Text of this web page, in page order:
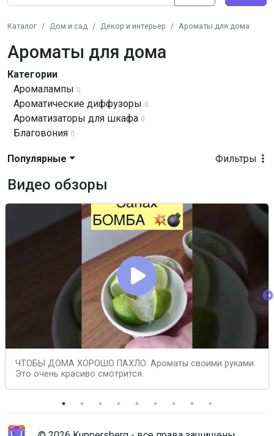
Каталог Дом и сад Декор и интерьер Ароматы для дома
Ароматы для дома
Категории
Аромалампы 0
Ароматические диффузоры 0
Ароматизаторы для шкафа 0
Благовония 0
Фильтры
Популярные
Видео обзоры
ЧТОБЫ ДОМА ХОРОШО ПАХЛО. Ароматы своими руками.
Это очень красиво смотрится.